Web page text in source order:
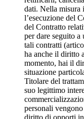
dati. Nella misura
l’esecuzione del
del Contratto
per dare seguito
tali contratti
ha anche il diritto
momento, hai il
situazione
Titolare del
suo legittimo
personali
diritto di opporti